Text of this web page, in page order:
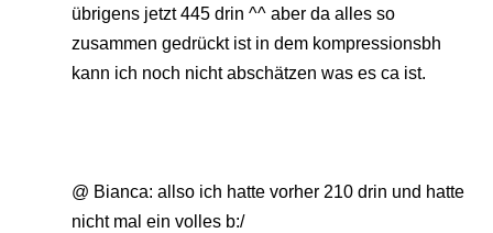
übrigens jetzt 445 drin ^^ aber da alles so
zusammen gedrückt ist in dem kompressionsbh
kann ich noch nicht abschätzen was es ca ist.
@ Bianca: allso ich hatte vorher 210 drin und hatte
nicht mal ein volles b:/